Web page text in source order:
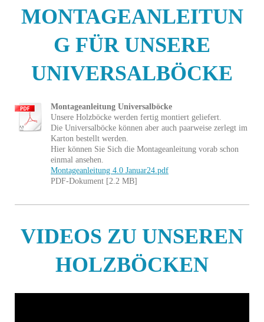
MONTAGEANLEITUN
G FÜR UNSERE
UNIVERSALBÖCKE
Montageanleitung Universalböcke
Unsere Holzböcke werden fertig montiert geliefert.
Die Universalböcke können aber auch paarweise zerlegt im
Karton bestellt werden.
Hier können Sie Sich die Montageanleitung vorab schon
einmal ansehen.
Montageanleitung 4.0 Januar24.pdf
PDF-Dokument [2.2 MB]
VIDEOS ZU UNSEREN
HOLZBÖCKEN